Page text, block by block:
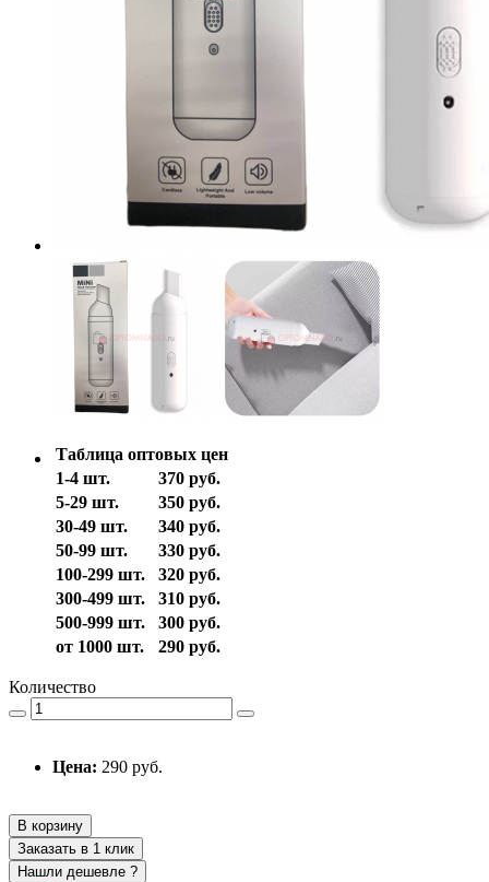
Таблица оптовых цен
1-4 шт.
370 руб.
5-29 шт.
350 руб.
30-49 шт.
340 руб.
50-99 шт.
330 руб.
100-299 шт.
320 руб.
300-499 шт.
310 руб.
500-999 шт.
300 руб.
от 1000 шт.
290 руб.
Количество
Цена: 290 руб.
В корзину
Заказать в 1 клик
Нашли дешевле ?